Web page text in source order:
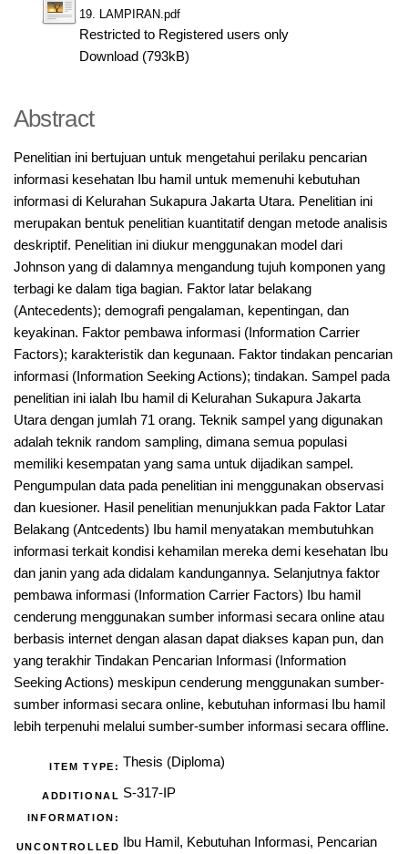
19. LAMPIRAN.pdf
Restricted to Registered users only
Download (793kB)
Abstract
Penelitian ini bertujuan untuk mengetahui perilaku pencarian
informasi kesehatan Ibu hamil untuk memenuhi kebutuhan
informasi di Kelurahan Sukapura Jakarta Utara. Penelitian ini
merupakan bentuk penelitian kuantitatif dengan metode analisis
deskriptif. Penelitian ini diukur menggunakan model dari
Johnson yang di dalamnya mengandung tujuh komponen yang
terbagi ke dalam tiga bagian. Faktor latar belakang
(Antecedents); demografi pengalaman, kepentingan, dan
keyakinan. Faktor pembawa informasi (Information Carrier
Factors); karakteristik dan kegunaan. Faktor tindakan pencarian
informasi (Information Seeking Actions); tindakan. Sampel pada
penelitian ini ialah Ibu hamil di Kelurahan Sukapura Jakarta
Utara dengan jumlah 71 orang. Teknik sampel yang digunakan
adalah teknik random sampling, dimana semua populasi
memiliki kesempatan yang sama untuk dijadikan sampel.
Pengumpulan data pada penelitian ini menggunakan observasi
dan kuesioner. Hasil penelitian menunjukkan pada Faktor Latar
Belakang (Antcedents) Ibu hamil menyatakan membutuhkan
informasi terkait kondisi kehamilan mereka demi kesehatan Ibu
dan janin yang ada didalam kandungannya. Selanjutnya faktor
pembawa informasi (Information Carrier Factors) Ibu hamil
cenderung menggunakan sumber informasi secara online atau
berbasis internet dengan alasan dapat diakses kapan pun, dan
yang terakhir Tindakan Pencarian Informasi (Information
Seeking Actions) meskipun cenderung menggunakan sumber-
sumber informasi secara online, kebutuhan informasi Ibu hamil
lebih terpenuhi melalui sumber-sumber informasi secara offline.
ITEM TYPE: Thesis (Diploma)
ADDITIONAL
INFORMATION:
S-317-IP
UNCONTROLLED
Ibu Hamil, Kebutuhan Informasi, Pencarian